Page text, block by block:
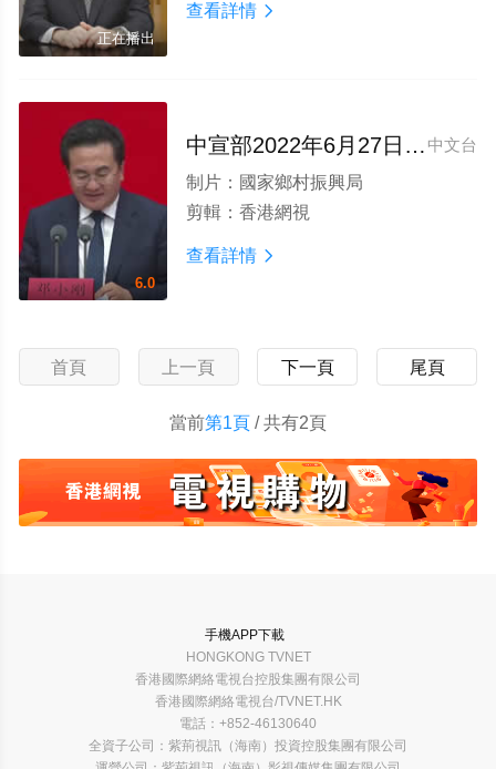
正在播出
查看詳情 
6.0
中文台
中宣部2022年6月27日新聞發布會
制片： 國家鄉村振興局
剪輯： 香港網視
查看詳情 
首頁 上一頁 下一頁 尾頁
當前第1頁 / 共有2頁
手機APP下載
HONGKONG TVNET
香港國際網絡電視台控股集團有限公司
香港國際網絡電視台/TVNET.HK
電話：+852-46130640
全資子公司：紫荊視訊（海南）投資控股集團有限公司